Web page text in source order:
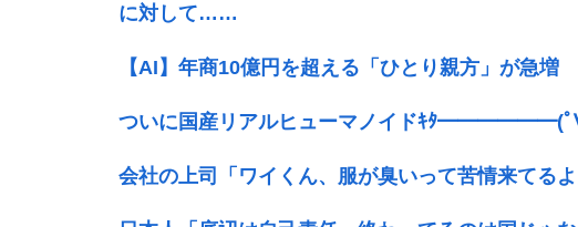
に対して……
【AI】年商10億円を超える「ひとり親方」が急増
ついに国産リアルヒューマノイドｷﾀ
会社の上司「ワイくん、服が臭いって苦情来てるよ